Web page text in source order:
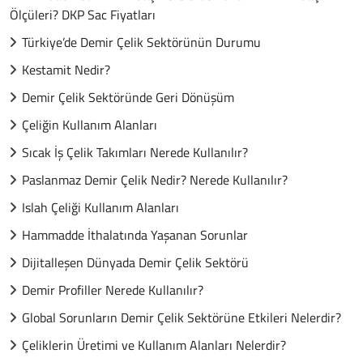
Ölçüleri? DKP Sac Fiyatları
Türkiye’de Demir Çelik Sektörünün Durumu
Kestamit Nedir?
Demir Çelik Sektöründe Geri Dönüşüm
Çeliğin Kullanım Alanları
Sıcak İş Çelik Takımları Nerede Kullanılır?
Paslanmaz Demir Çelik Nedir? Nerede Kullanılır?
Islah Çeliği Kullanım Alanları
Hammadde İthalatında Yaşanan Sorunlar
Dijitalleşen Dünyada Demir Çelik Sektörü
Demir Profiller Nerede Kullanılır?
Global Sorunların Demir Çelik Sektörüne Etkileri Nelerdir?
Çeliklerin Üretimi ve Kullanım Alanları Nelerdir?